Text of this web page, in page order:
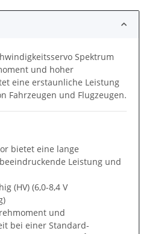
Spektrum
und hoher
eine erstaunliche Leistung
Fahrzeugen und Flugzeugen.
bietet eine lange
Leistung und
(HV) (6,0-8,4 V
und
bei einer Standard-